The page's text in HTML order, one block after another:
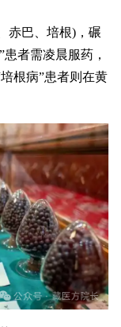
赤巴、培根)，碾
者需凌晨服药，
根病”患者则在黄